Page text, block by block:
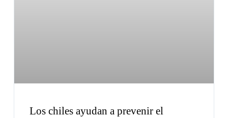
Los chiles ayudan a prevenir el